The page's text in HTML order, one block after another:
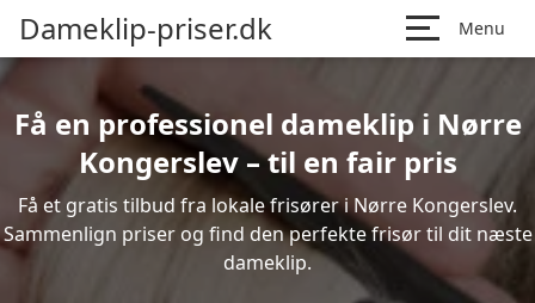
Dameklip-priser.dk Menu
Få en professionel dameklip i Nørre
Kongerslev – til en fair pris
Få et gratis tilbud fra lokale frisører i Nørre Kongerslev.
Sammenlign priser og find den perfekte frisør til dit næste
dameklip.